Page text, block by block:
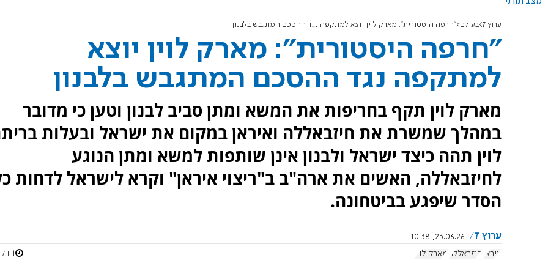
ערוץ 7 בעולם "חרפה היסטורית": מארק לוין יוצא למתקפה נגד ההסכם המתגבש בלבנון
"חרפה היסטורית": מארק לוין יוצא
למתקפה נגד ההסכם המתגבש בלבנון
מארק לוין תקף בחריפות את המשא ומתן סביב לבנון וטען כי מדובר
במהלך שמשרת את חיזבאללה ואיראן במקום את ישראל ובעלות
לוין תהה כיצד ישראל ולבנון אינן שותפות למשא ומתן הנוגע
לחיזבאללה, האשים את ארה"ב ב"ריצוי איראן" וקרא לישראל לדחות
הסדר שיפגע בביטחונה.
ערוץ 7
23.06.26, 10:38
איראן חיזבאללה מארק לוין 1 דקות